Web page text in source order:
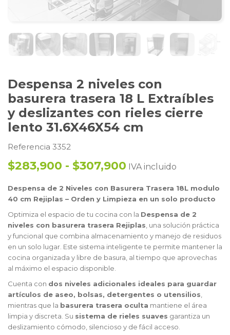
Despensa 2 niveles con
basurera trasera 18 L Extraíbles
y deslizantes con rieles cierre
lento 31.6X46X54 cm
Referencia 3352
$283,900 - $307,900 IVA incluido
Despensa de 2 Niveles con Basurera Trasera 18L modulo
40 cm Rejiplas – Orden y Limpieza en un solo producto
Optimiza el espacio de tu cocina con la Despensa de 2
niveles con basurera trasera Rejiplas, una solución práctica
y funcional que combina almacenamiento y manejo de residuos
en un solo lugar. Este sistema inteligente te permite mantener la
cocina organizada y libre de basura, al tiempo que aprovechas
al máximo el espacio disponible.
Cuenta con dos niveles adicionales ideales para guardar
artículos de aseo, bolsas, detergentes o utensilios,
mientras que la basurera trasera oculta mantiene el área
limpia y discreta. Su sistema de rieles suaves garantiza un
deslizamiento cómodo, silencioso y de fácil acceso.